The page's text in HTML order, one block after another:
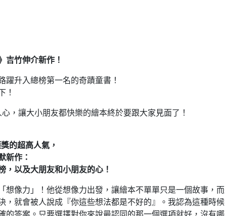
吉竹伸介新作！
躍升入總榜第一名的奇蹟童書！
！
，讓大小朋友都快樂的繪本終於要跟大家見面了！
的超高人氣，
新作：
，以及大朋友和小朋友的心！
想像力」！他從想像力出發，讓繪本不單單只是一個故事，
，就會被人說成『你這些想法都是不好的』。我認為這種時
的答案。只要選擇對你來說最認同的那一個選項就好，沒有